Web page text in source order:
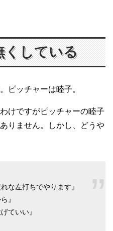
くしている
ピッチャーは睦子。
けですがピッチャーの睦子
りません。しかし、どうや
な左打ちでやります』
』
ていい』